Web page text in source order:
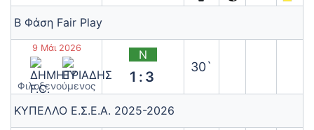
Β Φάση Fair Play
9 Μάι 2026
‫Φιλοξενούμενος
Ν
1:3
30`
ΚΥΠΕΛΛΟ Ε.Σ.Ε.Α. 2025-2026